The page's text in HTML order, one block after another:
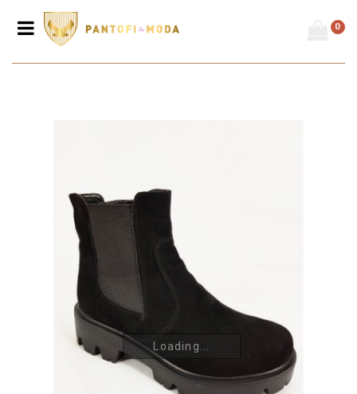
0
Prima pagină/Ghete Ghete damă - toc mic
Ghete de damă din piele
naturală G60
Loading...